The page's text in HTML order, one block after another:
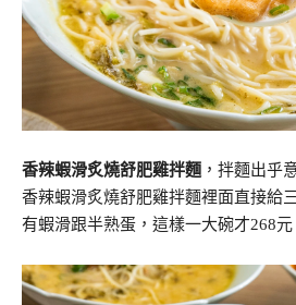
香辣蝦滑炙燒舒肥雞拌麵 ，拌麵出乎
香辣蝦滑炙燒舒肥雞拌麵裡面直接給
有蝦滑跟半熟蛋，這樣一大碗才268元